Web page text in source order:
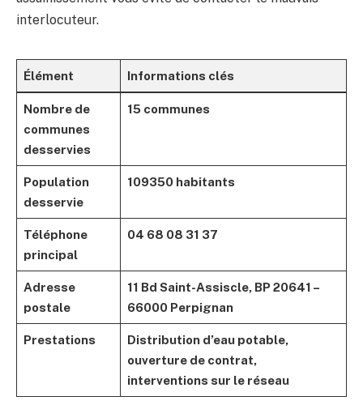
interlocuteur.
Élément Informations clés
Nombre de
communes
desservies
15 communes
Population
desservie
109350 habitants
Téléphone
principal
04 68 08 31 37
Adresse
postale
11 Bd Saint-Assiscle, BP 20641 –
66000 Perpignan
Prestations
Distribution d’eau potable,
ouverture de contrat,
interventions sur le réseau